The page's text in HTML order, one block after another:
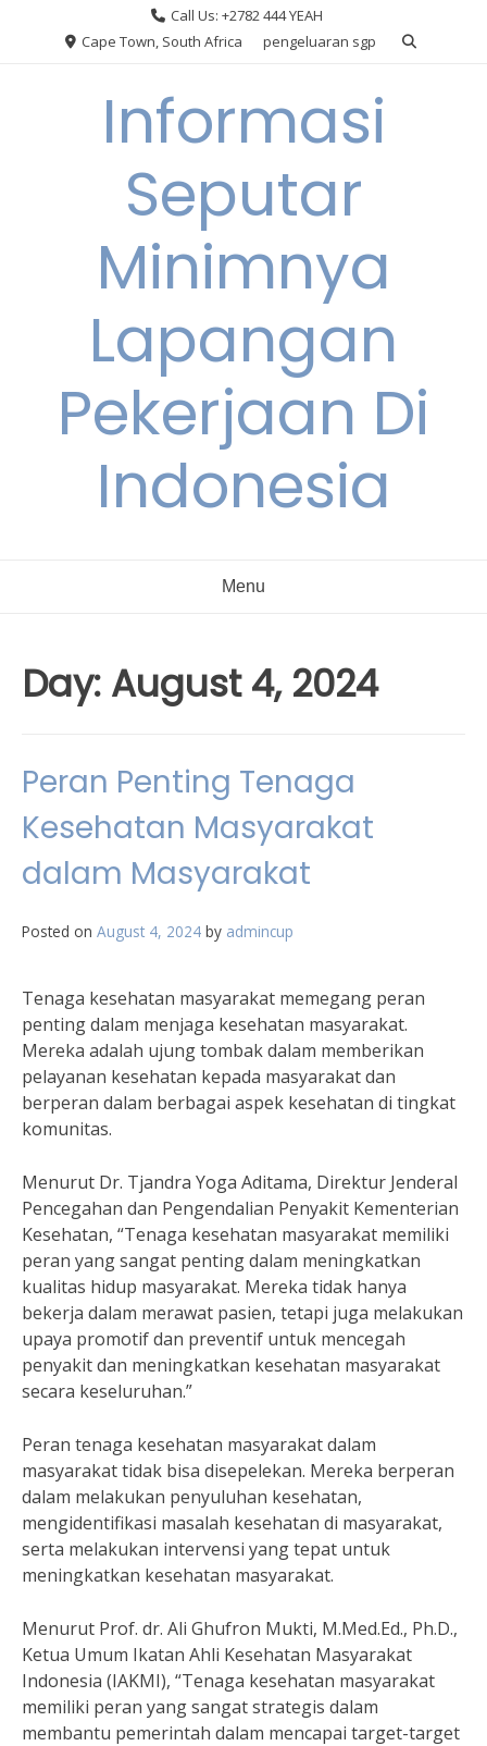
Call Us: +2782 444 YEAH
Cape Town, South Africa
pengeluaran sgp
Informasi
Seputar
Minimnya
Lapangan
Pekerjaan Di
Indonesia
Menu
Day: August 4, 2024
Peran Penting Tenaga
Kesehatan Masyarakat
dalam Masyarakat
Posted on August 4, 2024 by admincup
Tenaga kesehatan masyarakat memegang peran
penting dalam menjaga kesehatan masyarakat.
Mereka adalah ujung tombak dalam memberikan
pelayanan kesehatan kepada masyarakat dan
berperan dalam berbagai aspek kesehatan di tingkat
komunitas.
Menurut Dr. Tjandra Yoga Aditama, Direktur Jenderal
Pencegahan dan Pengendalian Penyakit Kementerian
Kesehatan, “Tenaga kesehatan masyarakat memiliki
peran yang sangat penting dalam meningkatkan
kualitas hidup masyarakat. Mereka tidak hanya
bekerja dalam merawat pasien, tetapi juga melakukan
upaya promotif dan preventif untuk mencegah
penyakit dan meningkatkan kesehatan masyarakat
secara keseluruhan.”
Peran tenaga kesehatan masyarakat dalam
masyarakat tidak bisa disepelekan. Mereka berperan
dalam melakukan penyuluhan kesehatan,
mengidentifikasi masalah kesehatan di masyarakat,
serta melakukan intervensi yang tepat untuk
meningkatkan kesehatan masyarakat.
Menurut Prof. dr. Ali Ghufron Mukti, M.Med.Ed., Ph.D.,
Ketua Umum Ikatan Ahli Kesehatan Masyarakat
Indonesia (IAKMI), “Tenaga kesehatan masyarakat
memiliki peran yang sangat strategis dalam
membantu pemerintah dalam mencapai target-target